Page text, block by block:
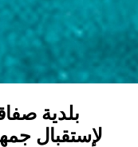
بلدية
لإستقبال